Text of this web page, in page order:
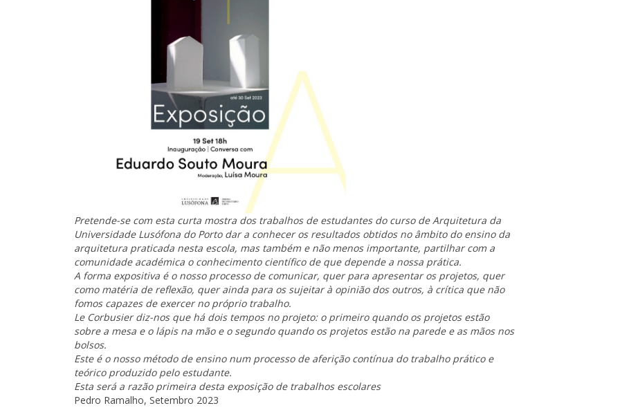
Pretende-se com esta curta mostra dos trabalhos de estudantes do curso de Arquitetura da
Universidade Lusófona do Porto dar a conhecer os resultados obtidos no âmbito do ensino da
arquitetura praticada nesta escola, mas também e não menos importante, partilhar com a
comunidade académica o conhecimento científico de que depende a nossa prática.
A forma expositiva é o nosso processo de comunicar, quer para apresentar os projetos, quer
como matéria de reflexão, quer ainda para os sujeitar à opinião dos outros, à crítica que não
fomos capazes de exercer no próprio trabalho.
Le Corbusier diz-nos que há dois tempos no projeto: o primeiro quando os projetos estão
sobre a mesa e o lápis na mão e o segundo quando os projetos estão na parede e as mãos nos
bolsos.
Este é o nosso método de ensino num processo de aferição contínua do trabalho prático e
teórico produzido pelo estudante.
Esta será a razão primeira desta exposição de trabalhos escolares
Pedro Ramalho, Setembro 2023